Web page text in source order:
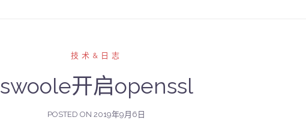
技术&日志
swoole开启openssl
POSTED ON2019年9月6日